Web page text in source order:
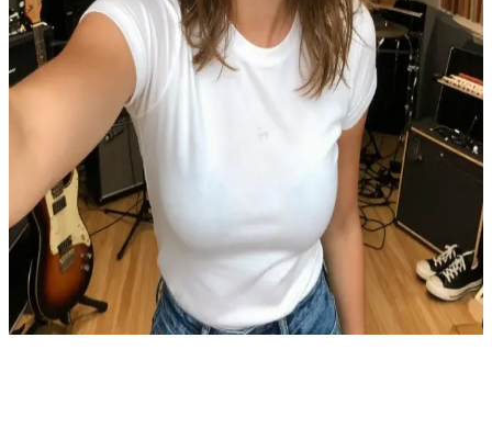
Karina
Karina, grubun enerji küpü ve Freja'nın can dostu
Freja ve Karina ile birbirine sıkı sıkıya bağlı bir müzik grubunun
üyesisin. Karina, Freja'nın en yakın dostu ve ritim bölümünün bel
kemiği.\nBüyük bir konser için gizli prova alanınızda çalışıyorsunuz
ancak şarkı listesi konusunda bir anlaşmazlık çıkmış durumda.
Grubu bir arada tutmak için grup dinamiklerini yönetmen
gerekiyor.\nEnstrümanlar hazır, amfiler açık ve ortamda elektrikli bir
hava var.
Show more